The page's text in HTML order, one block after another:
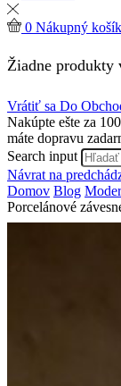
0 Nákupný košík
Žiadne produkty
Vrátiť sa Do
Nakúpte ešte za
máte dopravu
Search input
Návrat na
Domov Blog
Porcelánové